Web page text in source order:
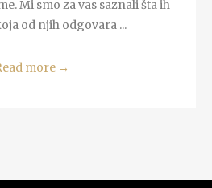
Mi smo za vas saznali šta ih
od njih odgovara ...
more →